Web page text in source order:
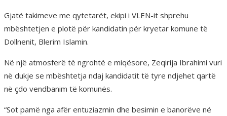
Gjatë takimeve me qytetarët, ekipi i VLEN-it shprehu
mbështetjen e plotë për kandidatin për kryetar komune të
Dollnenit, Blerim Islamin.
Në një atmosferë të ngrohtë e miqësore, Zeqirija Ibrahimi vuri
në dukje se mbështetja ndaj kandidatit të tyre ndjehet qartë
në çdo vendbanim të komunës.
“Sot pamë nga afër entuziazmin dhe besimin e banorëve në